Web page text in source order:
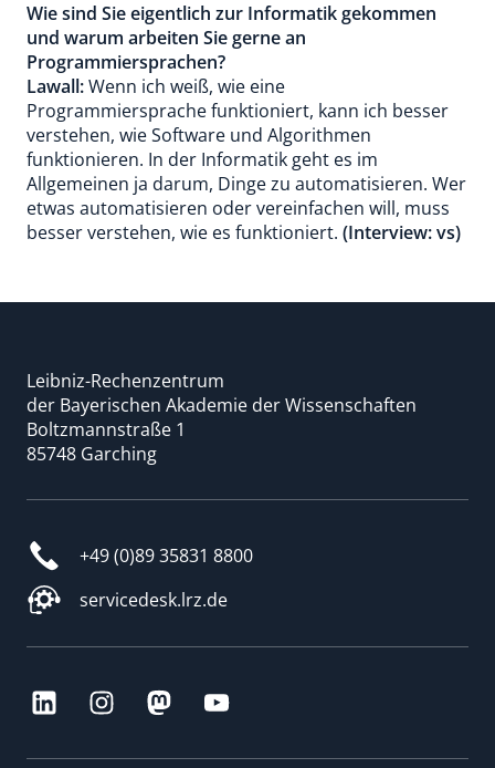
Wie sind Sie eigentlich zur Informatik gekommen
und warum arbeiten Sie gerne an
Programmiersprachen?
Lawall:Wenn ich weiß, wie eine
Programmiersprache funktioniert, kann ich besser
verstehen, wie Software und Algorithmen
funktionieren. In der Informatik geht es im
Allgemeinen ja darum, Dinge zu automatisieren. Wer
etwas automatisieren oder vereinfachen will, muss
besser verstehen, wie es funktioniert. (Interview: vs)
Leibniz-Rechenzentrum
der Bayerischen Akademie der Wissenschaften
Boltzmannstraße 1
85748 Garching
+49 (0)89 35831 8800
servicedesk.lrz.de